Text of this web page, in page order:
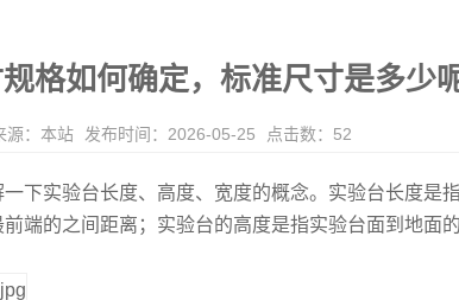
格如何确定，标准尺寸是多少
源：本站 发布时间：2026-05-25 点击数：52
下实验台长度、高度、宽度的概念。实验台长度是
端的之间距离；实验台的高度是指实验台面到地面